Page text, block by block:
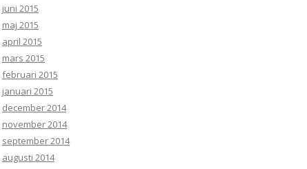
juni 2015
maj 2015
april 2015
mars 2015
februari 2015
januari 2015
december 2014
november 2014
september 2014
augusti 2014